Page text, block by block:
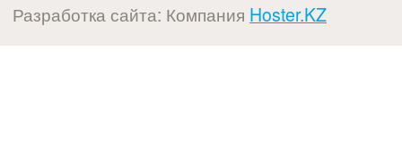
Разработка сайта: Компания Hoster.KZ